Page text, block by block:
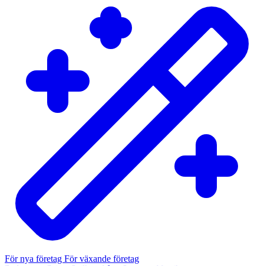
För nya företag För växande företag